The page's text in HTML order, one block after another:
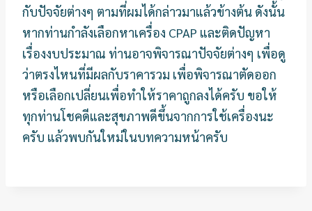
กับปัจจัยต่างๆ ตามที่ผมได้กล่าวมาแล้วข้างต้น ดังนั้น
หากท่านกำลังเลือกหาเครื่อง CPAP และติดปัญหา
เรื่องงบประมาณ ท่านอาจพิจารณาปัจจัยต่างๆ เพื่อดู
ว่าตรงไหนที่มีผลกับราคารวม เพื่อพิจารณาตัดออก
หรือเลือกเปลี่ยนเพื่อทำให้ราคาถูกลงได้ครับ ขอให้
ทุกท่านโชคดีและสุขภาพดีขึ้นจากการใช้เครื่องนะ
ครับ แล้วพบกันใหม่ในบทความหน้าครับ